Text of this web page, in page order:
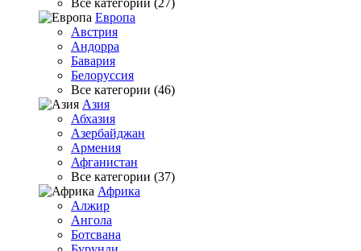
Все категории (27)
Европа
Австрия
Андорра
Бавария
Белоруссия
Все категории (46)
Азия
Абхазия
Азербайджан
Армения
Афганистан
Все категории (37)
Африка
Алжир
Ангола
Ботсвана